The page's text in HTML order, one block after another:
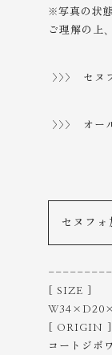
※写真の状
ご理解の上、
>>> セヌ
>>> オー
セヌフォ
[ SIZE ]
[ ORIGIN ]
コートジボ